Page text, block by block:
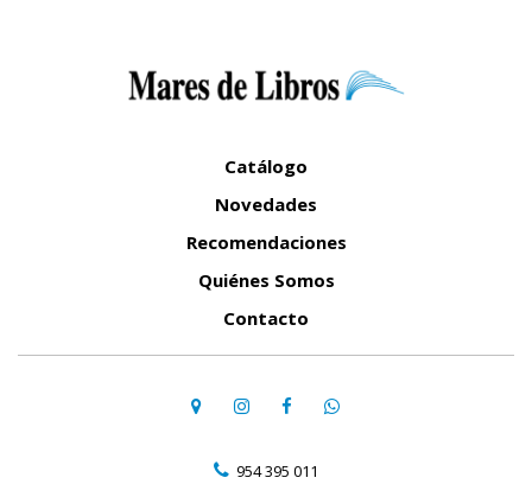
Catálogo
Novedades
Recomendaciones
Quiénes Somos
Contacto
954 395 011